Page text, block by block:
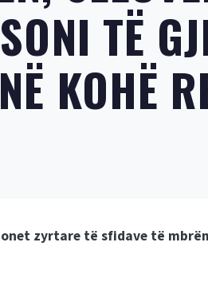
TË
KOHË
zyrtare të sfidave të